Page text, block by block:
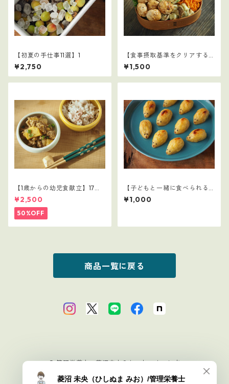
【初夏の手仕事11選】1
¥2,750
【食事摂取基準をクリアする
学童弁当（夏休み編）】1
¥1,500
【1歳からの幼児食献立】17レ
シピつき
¥2,500
50%OFF
【子どもと一緒に食べられる
ごはん】6
¥1,000
商品一覧に戻る
© 管理栄養士・菱沼未央のおいしいまいにち
Powered by